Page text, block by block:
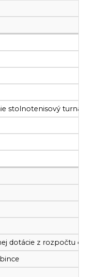
stolnotenisový turnaj
dotácie z rozpočtu